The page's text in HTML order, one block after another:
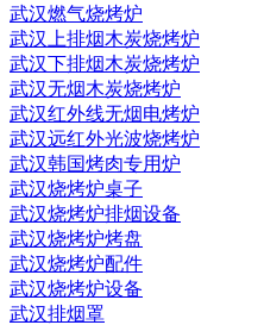
武汉燃气烧烤炉
武汉上排烟木炭烧烤炉
武汉下排烟木炭烧烤炉
武汉无烟木炭烧烤炉
武汉红外线无烟电烤炉
武汉远红外光波烧烤炉
武汉韩国烤肉专用炉
武汉烧烤炉桌子
武汉烧烤炉排烟设备
武汉烧烤炉烤盘
武汉烧烤炉配件
武汉烧烤炉设备
武汉排烟罩